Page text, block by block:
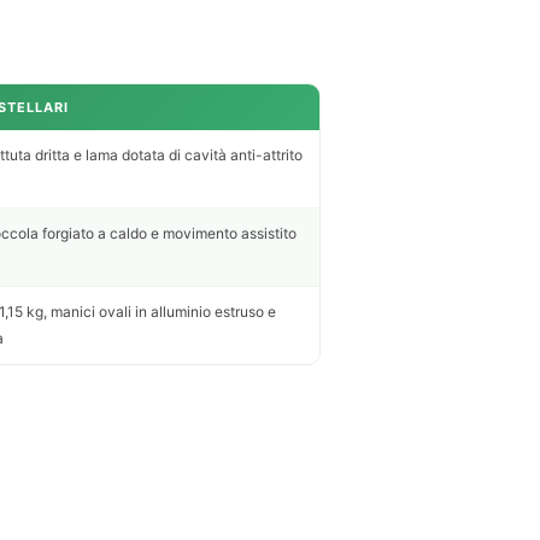
dritta e lama dotata di cavità anti-attrito
forgiato a caldo e movimento assistito
kg, manici ovali in alluminio estruso e